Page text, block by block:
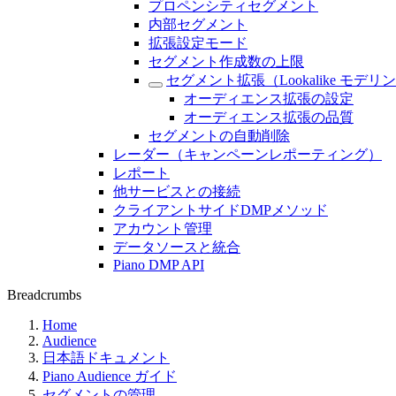
プロペンシティセグメント
内部セグメント
拡張設定モード
セグメント作成数の上限
セグメント拡張（Lookalike モデリ
オーディエンス拡張の設定
オーディエンス拡張の品質
セグメントの自動削除
レーダー（キャンペーンレポーティング）
レポート
他サービスとの接続
クライアントサイドDMPメソッド
アカウント管理
データソースと統合
Piano DMP API
Breadcrumbs
Home
Audience
日本語ドキュメント
Piano Audience ガイド